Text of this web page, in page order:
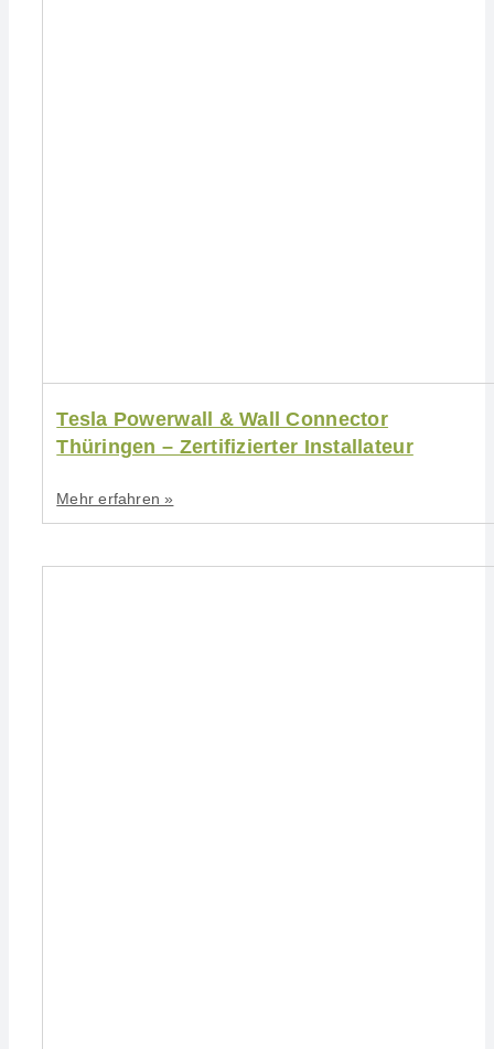
Tesla Powerwall & Wall Connector
Thüringen – Zertifizierter Installateur
Mehr erfahren »